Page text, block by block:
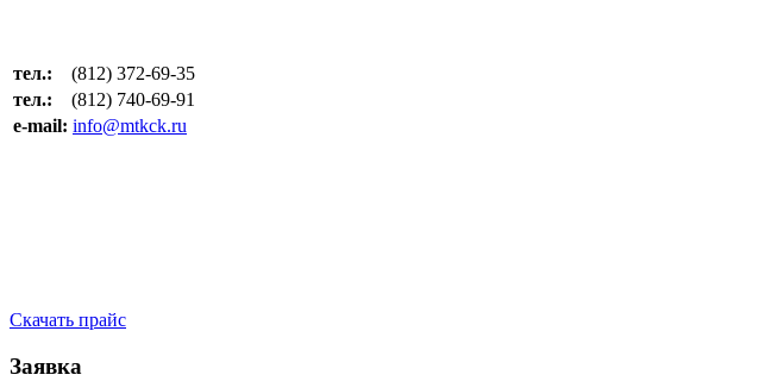
тел.: (812) 372-69-35
тел.: (812) 740-69-91
e-mail: info@mtkck.ru
Скачать прайс
Заявка